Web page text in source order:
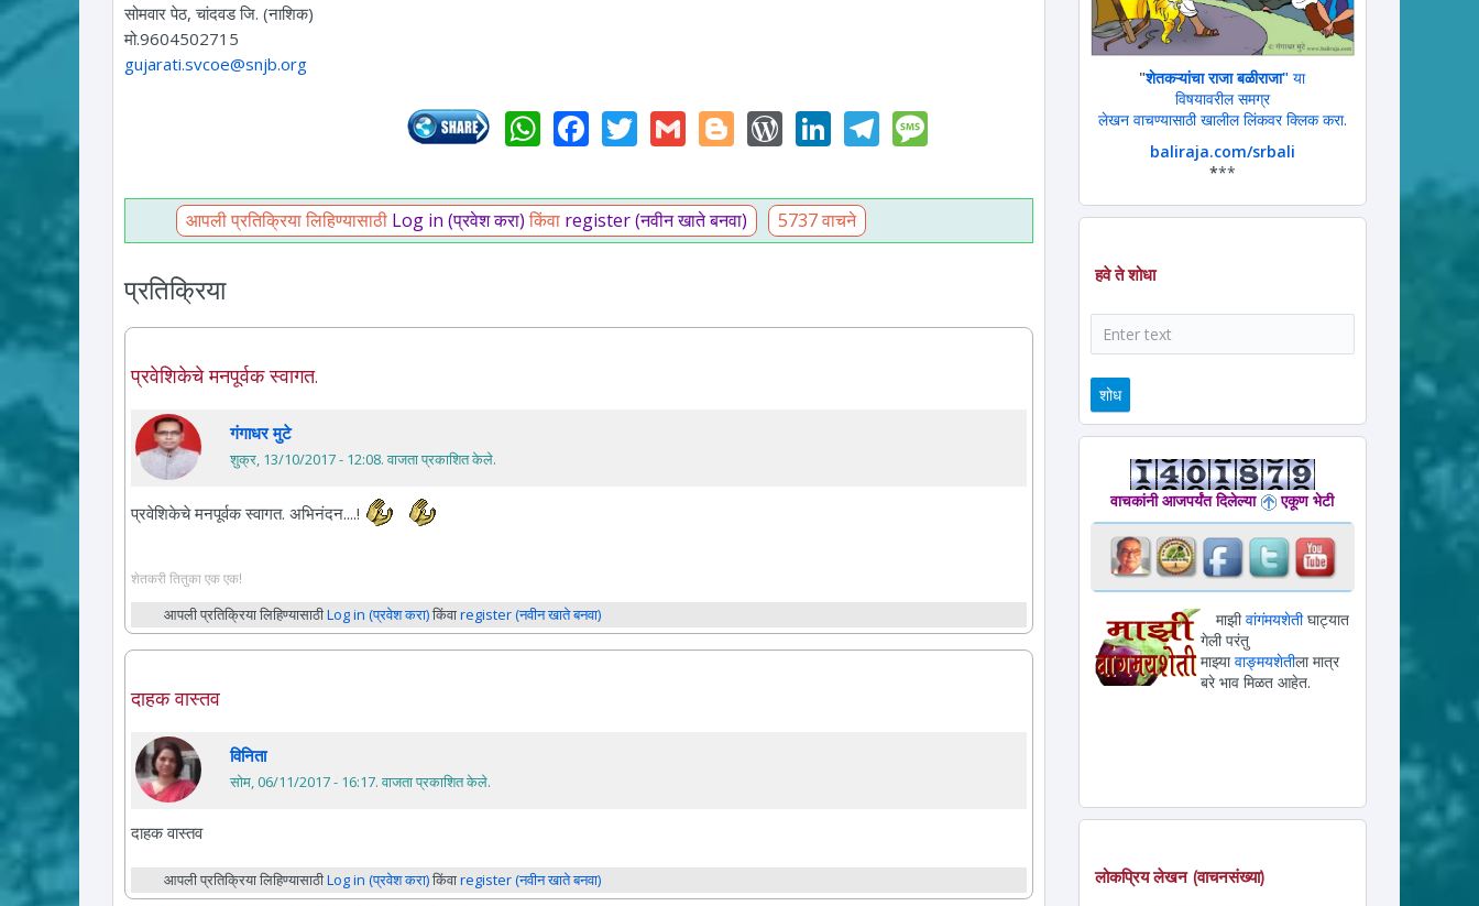
सोमवार पेठ, चांदवड जि. (नाशिक)
मो.9604502715
gujarati.svcoe@snjb.org
WhatsApp
Facebook
Twitter
GmailBlogger
WordPress
LinkedIn
Telegram
आपली प्रतिक्रिया लिहिण्यासाठी Log in (प्रवेश करा)किंवा register (नवीन खाते बनवा) 5737 वाचने
प्रतिक्रिया
प्रवेशिकेचे मनपूर्वक स्वागत.
गंगाधर मुटे
शुक्र, 13/10/2017 - 12:08. वाजता प्रकाशित केले.
प्रवेशिकेचे मनपूर्वक स्वागत. अभिनंदन....!
शेतकरी तितुका एक एक!
आपली प्रतिक्रिया लिहिण्यासाठीLog in (प्रवेश करा)किंवाregister (नवीन खाते बनवा)
दाहक वास्तव
विनिता
सोम, 06/11/2017 - 16:17. वाजता प्रकाशित केले.
दाहक वास्तव
आपली प्रतिक्रिया लिहिण्यासाठीLog in (प्रवेश करा)किंवाregister (नवीन खाते बनवा)
"शेतकऱ्यांचा राजा बळीराजा" या
विषयावरील समग्र
लेखन वाचण्यासाठी खालील लिंकवर क्लिक करा.
baliraja.com/srbali
***
हवे ते शोधा
शोध
वाचकांनी आजपर्यंत दिलेल्या एकूण भेटी
माझीवांगंमयशेतीघाट्यात
गेली परंतु
माझ्यावाङ्मयशेतीला मात्र
बरे भाव मिळत आहेत.
लोकप्रिय लेखन (वाचनसंख्या)